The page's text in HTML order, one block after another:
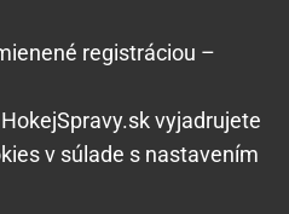
registráciou –
vyjadrujete
v súlade s nastavením